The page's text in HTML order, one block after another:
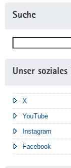
Suche
Unser
X
YouTube
Instagram
Facebook